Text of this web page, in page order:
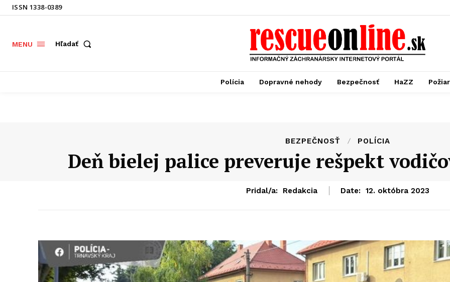
ISSN 1338-0389
MENU Hľadať
Polícia Dopravné nehody Bezpečnosť HaZZ
BEZPEČNOSŤ POLÍCIA
Deň bielej palice preveruje rešpekt
Pridal/a: Redakcia Date: 12. októbra 2023